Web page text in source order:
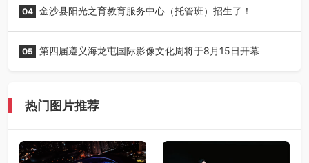
04 金沙县阳光之育教育服务中心（托管班）招生了！
05 第四届遵义海龙屯国际影像文化周将于8月15日开幕
热门图片推荐